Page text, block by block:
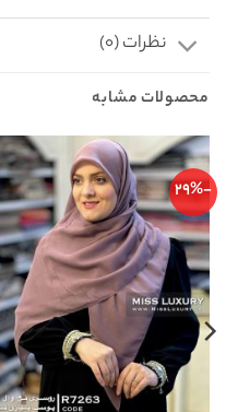
نظرات (0)
محصولات مشابه
-29%